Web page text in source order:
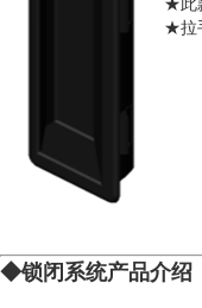
★此
★拉
◆锁闭系统产品介绍